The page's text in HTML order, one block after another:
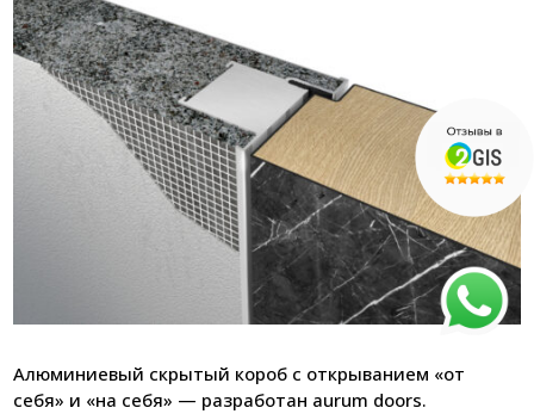
Алюминиевый скрытый короб с открыванием «от
себя» и «на себя» — разработан aurum doors.